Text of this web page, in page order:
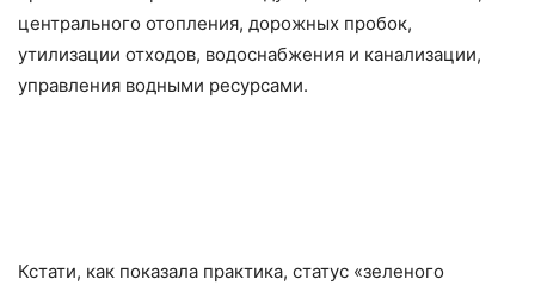
центрального отопления, дорожных пробок,
утилизации отходов, водоснабжения и канализации,
управления водными ресурсами.
Кстати, как показала практика, статус «зеленого